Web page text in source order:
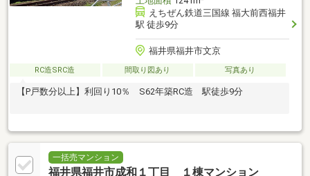
えちぜん鉄道三国線 福大前西福井
駅 徒歩9分
福井県福井市文京
RC造SRC造 間取り図あり 写真あり
【P戸数分以上】利回り10％ S62年築RC造 駅徒歩9分
一括売マンション
福井県福井市成和１丁目 １棟マンション